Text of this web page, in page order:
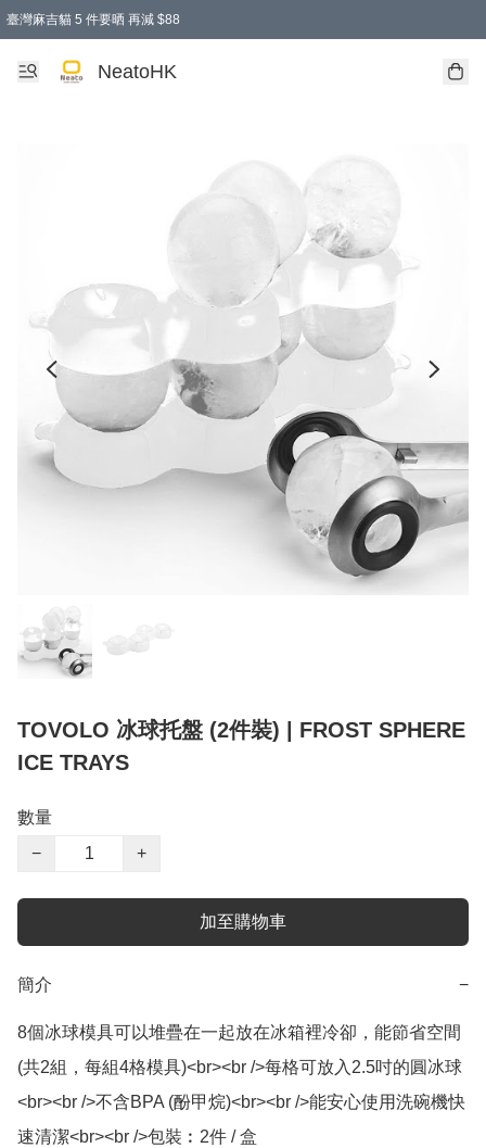
臺灣麻吉貓 5 件要晒 再減 $88
消費即享全單 95 折優惠！
購物滿 HKD 300.00即享免運費優惠！（適用於 特定的送貨方式 )
買麻吉貓廚具套裝免運費
寄送台灣運費滿HKD300 減 HKD50 優惠（不適用於儲物用品及傢俬）
NeatoHK
TOVOLO 冰球托盤 (2件裝) | FROST SPHERE
ICE TRAYS
數量
−
+
加至購物車
簡介 −
8個冰球模具可以堆疊在一起放在冰箱裡冷卻，能節省空間
(共2組，每組4格模具)<br><br />每格可放入2.5吋的圓冰球
<br><br />不含BPA (酚甲烷)<br><br />能安心使用洗碗機快
速清潔<br><br />包裝︰2件 / 盒